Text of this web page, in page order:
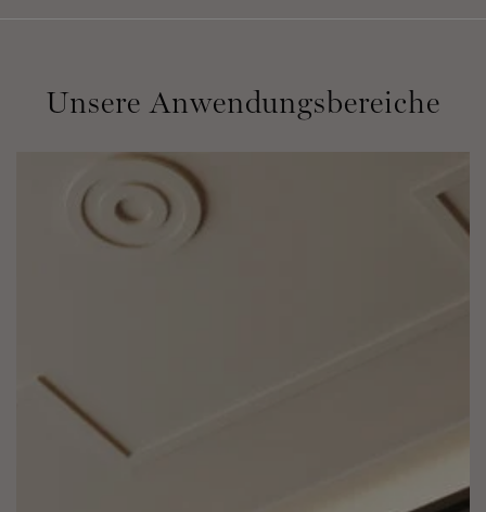
Unsere Anwendungsbereiche